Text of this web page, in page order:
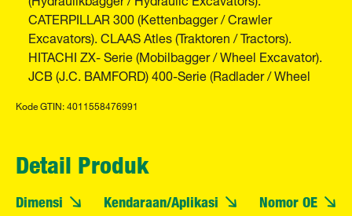
CATERPILLAR 300 (Kettenbagger / Crawler
Excavators). CLAAS Atles (Traktoren / Tractors).
HITACHI ZX- Serie (Mobilbagger / Wheel Excavator).
JCB (J.C. BAMFORD) 400-Serie (Radlader / Wheel
Kode GTIN: 4011558476991
Detail Produk
Dimensi Kendaraan/Aplikasi Nomor OE